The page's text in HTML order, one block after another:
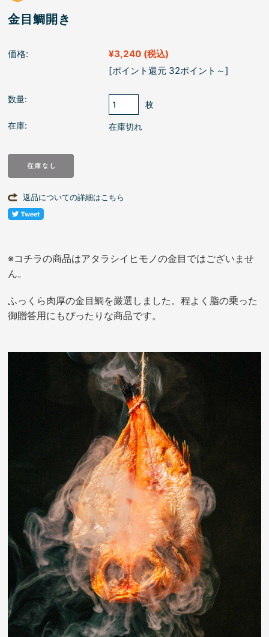
金目鯛開き
価格: ¥3,240 (税込)
[ポイント還元 32ポイント～]
数量:
枚
在庫: 在庫切れ
返品についての詳細はこちら
※コチラの商品はアタラシイヒモノの金目ではございませ
ん。
ふっくら肉厚の金目鯛を厳選しました。程よく脂の乗った
御贈答用にもぴったりな商品です。